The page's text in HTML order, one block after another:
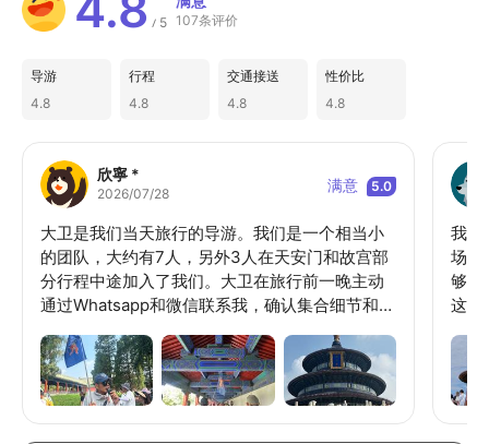
/ 5 107条评价
导游
4.8
行程
4.8
交通接送
4.8
性价比
4.8
欣寧 *
2026/07/28 满意 5.0
大卫是我们当天旅行的导游。我们是一个相当小
的团队，大约有7人，另外3人在天安门和故宫部
分行程中途加入了我们。大卫在旅行前一晚主动
通过Whatsapp和微信联系我，确认集合细节和地
请注意，没有餐厅提供午餐，沿途只有一些小卖
部。他知识渊博，解释了每个景点的重要性，然
后给我们自由活动时间，他还帮我们拍照。除了
历史，他还分享了北京的时事。我们是在夏季高
我们
场和
够完
这次
了
由于
益，